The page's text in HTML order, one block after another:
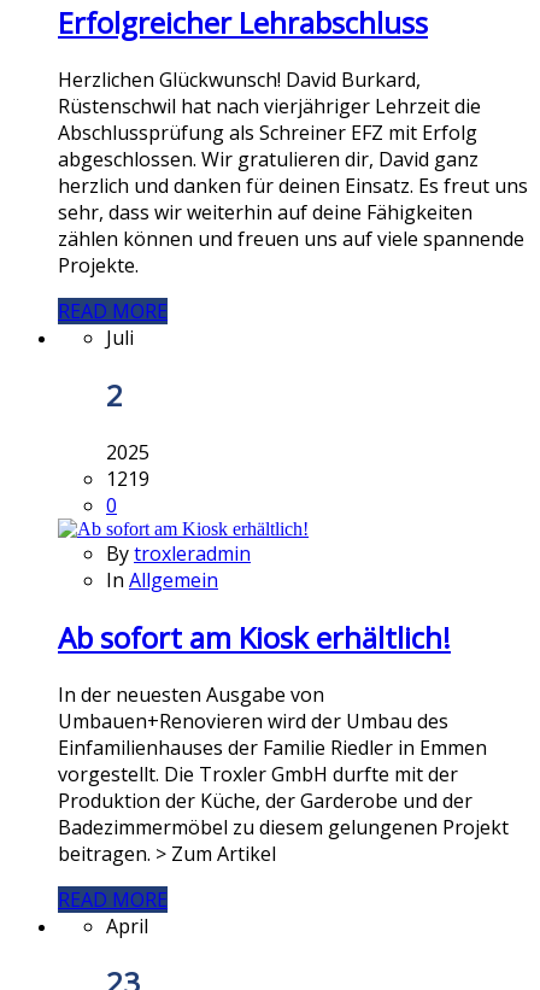
Erfolgreicher Lehrabschluss
Herzlichen Glückwunsch! David Burkard,
Rüstenschwil hat nach vierjähriger Lehrzeit die
Abschlussprüfung als Schreiner EFZ mit Erfolg
abgeschlossen. Wir gratulieren dir, David ganz
herzlich und danken für deinen Einsatz. Es freut uns
sehr, dass wir weiterhin auf deine Fähigkeiten
zählen können und freuen uns auf viele spannende
Projekte.
READ MORE
Juli
2
2025
1219
0
Bytroxleradmin
In Allgemein
Ab sofort am Kiosk erhältlich!
In der neuesten Ausgabe von
Umbauen+Renovieren wird der Umbau des
Einfamilienhauses der Familie Riedler in Emmen
vorgestellt. Die Troxler GmbH durfte mit der
Produktion der Küche, der Garderobe und der
Badezimmermöbel zu diesem gelungenen Projekt
beitragen. > Zum Artikel
READ MORE
April